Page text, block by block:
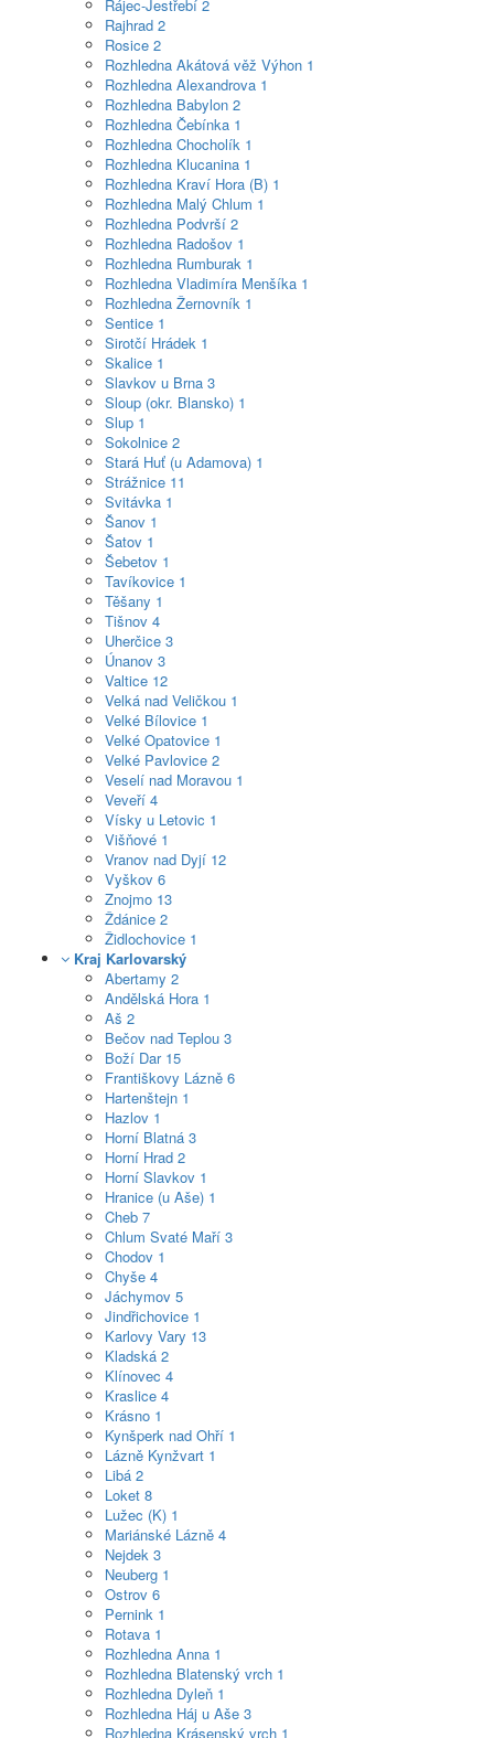
Rájec-Jestřebí 2
Rajhrad 2
Rosice 2
Rozhledna Akátová věž Výhon 1
Rozhledna Alexandrova 1
Rozhledna Babylon 2
Rozhledna Čebínka 1
Rozhledna Chocholík 1
Rozhledna Klucanina 1
Rozhledna Kraví Hora (B) 1
Rozhledna Malý Chlum 1
Rozhledna Podvrší 2
Rozhledna Radošov 1
Rozhledna Rumburak 1
Rozhledna Vladimíra Menšíka 1
Rozhledna Žernovník 1
Sentice 1
Sirotčí Hrádek 1
Skalice 1
Slavkov u Brna 3
Sloup (okr. Blansko) 1
Slup 1
Sokolnice 2
Stará Huť (u Adamova) 1
Strážnice 11
Svitávka 1
Šanov 1
Šatov 1
Šebetov 1
Tavíkovice 1
Těšany 1
Tišnov 4
Uherčice 3
Únanov 3
Valtice 12
Velká nad Veličkou 1
Velké Bílovice 1
Velké Opatovice 1
Velké Pavlovice 2
Veselí nad Moravou 1
Veveří 4
Vísky u Letovic 1
Višňové 1
Vranov nad Dyjí 12
Vyškov 6
Znojmo 13
Ždánice 2
Židlochovice 1
Kraj Karlovarský
Abertamy 2
Andělská Hora 1
Aš 2
Bečov nad Teplou 3
Boží Dar 15
Františkovy Lázně 6
Hartenštejn 1
Hazlov 1
Horní Blatná 3
Horní Hrad 2
Horní Slavkov 1
Hranice (u Aše) 1
Cheb 7
Chlum Svaté Maří 3
Chodov 1
Chyše 4
Jáchymov 5
Jindřichovice 1
Karlovy Vary 13
Kladská 2
Klínovec 4
Kraslice 4
Krásno 1
Kynšperk nad Ohří 1
Lázně Kynžvart 1
Libá 2
Loket 8
Lužec (K) 1
Mariánské Lázně 4
Nejdek 3
Neuberg 1
Ostrov 6
Pernink 1
Rotava 1
Rozhledna Anna 1
Rozhledna Blatenský vrch 1
Rozhledna Dyleň 1
Rozhledna Háj u Aše 3
Rozhledna Krásenský vrch 1